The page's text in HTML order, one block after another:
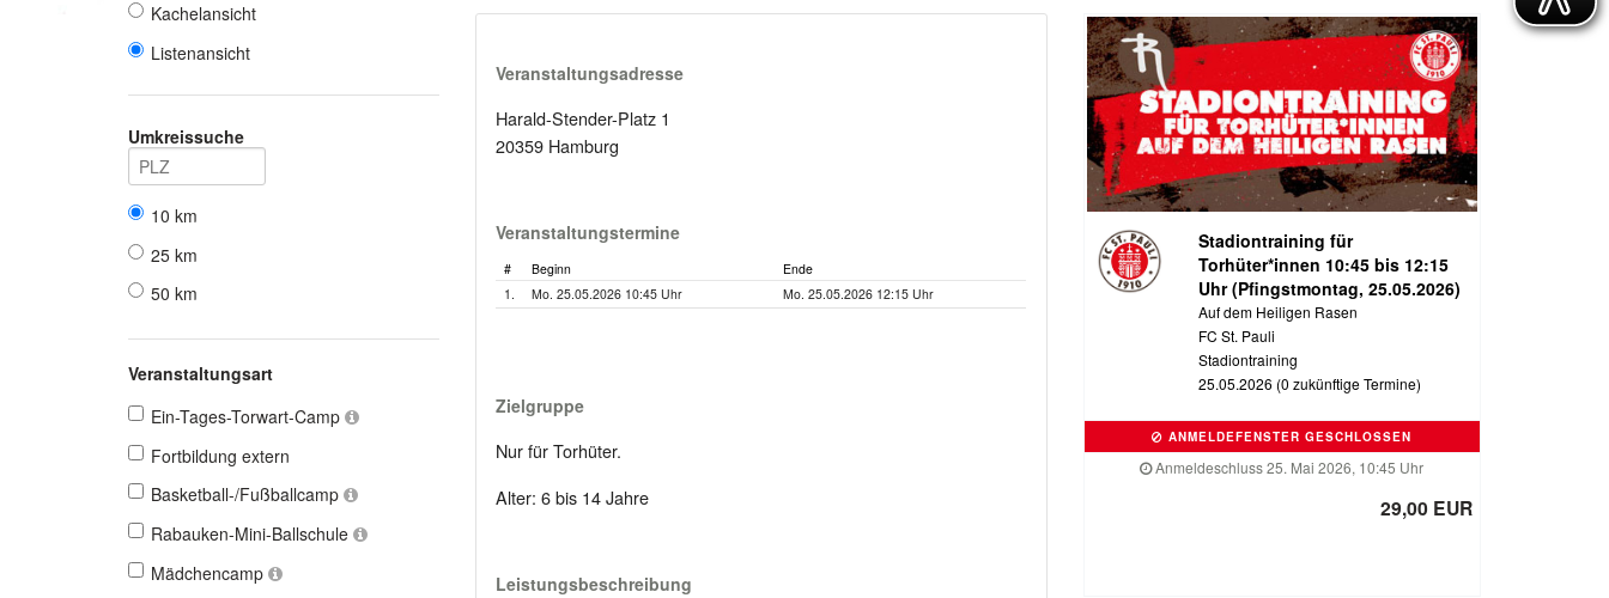
Kachelansicht
Listenansicht
Umkreissuche
10 km
25 km
50 km
Veranstaltungsart
Ein-Tages-Torwart-Camp
Fortbildung extern
Basketball-/Fußballcamp
Rabauken-Mini-Ballschule
Mädchencamp
Veranstaltungsadresse
Harald-Stender-Platz 1
20359 Hamburg
Veranstaltungstermine
# Beginn
Ende
1.
Mo. 25.05.2026 10:45 Uhr Mo. 25.05.2026 12:15 Uhr
Zielgruppe
Nur für Torhüter.
Alter: 6 bis 14 Jahre
Leistungsbeschreibung
Stadiontraining für
Torhüter*innen 10:45 bis 12:15
Uhr (Pfingstmontag, 25.05.2026)
Auf dem Heiligen Rasen
FC St. Pauli
Stadiontraining
25.05.2026 (0 zukünftige Termine)
ANMELDEFENSTER GESCHLOSSEN
Anmeldeschluss 25. Mai 2026, 10:45 Uhr
29,00 EUR